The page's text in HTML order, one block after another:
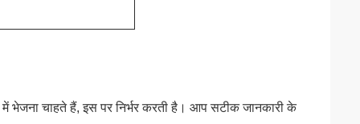
भेजना चाहते हैं, इस पर निर्भर करती है। आप सटीक जानकारी के